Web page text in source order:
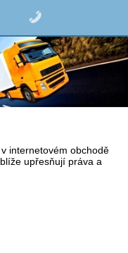
internetovém obchodě
upřesňují práva a